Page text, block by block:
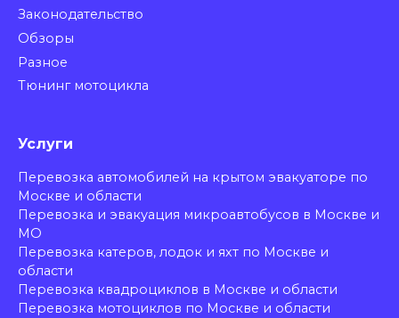
Законодательство
Обзоры
Разное
Тюнинг мотоцикла
Услуги
Перевозка автомобилей на крытом эвакуаторе по
Москве и области
Перевозка и эвакуация микроавтобусов в Москве и
МО
Перевозка катеров, лодок и яхт по Москве и
области
Перевозка квадроциклов в Москве и области
Перевозка мотоциклов по Москве и области